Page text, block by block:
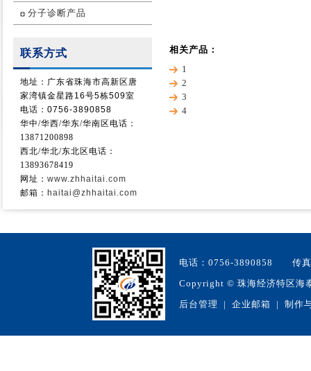
分子诊断产品
联系方式
地址：广东省珠海市高新区唐
家湾镇金星路16号5栋509室
电话：0756-3890858
华中/华西/华东/华南 区电话：
13871200898
西北/华北/东北区电话：
13893678419
网址： www.zhhaitai.com
邮箱： haitai@zhhaitai.com
相关产品：
1
2
3
4
电话：0756-3890858 传真
Copyright © 珠海经济特区海
后台管理 | 企业邮箱 | 制作